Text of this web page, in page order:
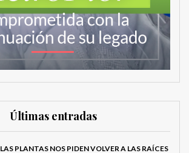
Últimas entradas
LAS PLANTAS NOS PIDEN VOLVER A LAS RAÍCES